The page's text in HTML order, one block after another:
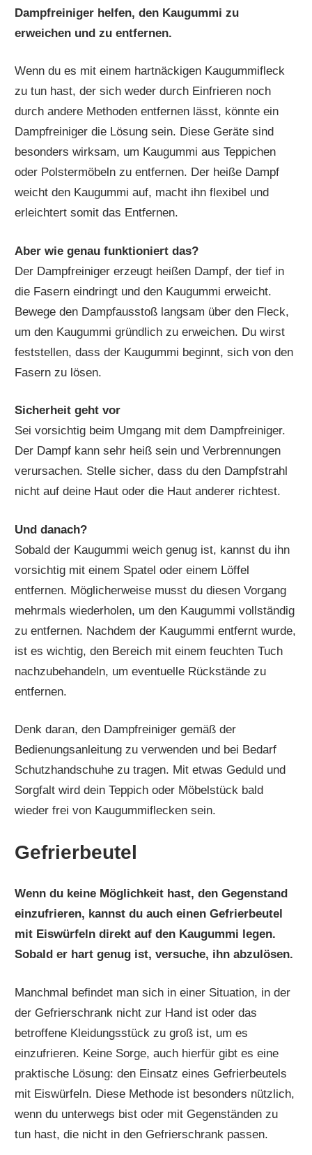
Dampfreiniger helfen, den Kaugummi zu
erweichen und zu entfernen.
Wenn du es mit einem hartnäckigen Kaugummifleck
zu tun hast, der sich weder durch Einfrieren noch
durch andere Methoden entfernen lässt, könnte ein
Dampfreiniger die Lösung sein. Diese Geräte sind
besonders wirksam, um Kaugummi aus Teppichen
oder Polstermöbeln zu entfernen. Der heiße Dampf
weicht den Kaugummi auf, macht ihn flexibel und
erleichtert somit das Entfernen.
Aber wie genau funktioniert das?
Der Dampfreiniger erzeugt heißen Dampf, der tief in
die Fasern eindringt und den Kaugummi erweicht.
Bewege den Dampfausstoß langsam über den Fleck,
um den Kaugummi gründlich zu erweichen. Du wirst
feststellen, dass der Kaugummi beginnt, sich von den
Fasern zu lösen.
Sicherheit geht vor
Sei vorsichtig beim Umgang mit dem Dampfreiniger.
Der Dampf kann sehr heiß sein und Verbrennungen
verursachen. Stelle sicher, dass du den Dampfstrahl
nicht auf deine Haut oder die Haut anderer richtest.
Und danach?
Sobald der Kaugummi weich genug ist, kannst du ihn
vorsichtig mit einem Spatel oder einem Löffel
entfernen. Möglicherweise musst du diesen Vorgang
mehrmals wiederholen, um den Kaugummi vollständig
zu entfernen. Nachdem der Kaugummi entfernt wurde,
ist es wichtig, den Bereich mit einem feuchten Tuch
nachzubehandeln, um eventuelle Rückstände zu
entfernen.
Denk daran, den Dampfreiniger gemäß der
Bedienungsanleitung zu verwenden und bei Bedarf
Schutzhandschuhe zu tragen. Mit etwas Geduld und
Sorgfalt wird dein Teppich oder Möbelstück bald
wieder frei von Kaugummiflecken sein.
Gefrierbeutel
Wenn du keine Möglichkeit hast, den Gegenstand
einzufrieren, kannst du auch einen Gefrierbeutel
mit Eiswürfeln direkt auf den Kaugummi legen.
Sobald er hart genug ist, versuche, ihn abzulösen.
Manchmal befindet man sich in einer Situation, in der
der Gefrierschrank nicht zur Hand ist oder das
betroffene Kleidungsstück zu groß ist, um es
einzufrieren. Keine Sorge, auch hierfür gibt es eine
praktische Lösung: den Einsatz eines Gefrierbeutels
mit Eiswürfeln. Diese Methode ist besonders nützlich,
wenn du unterwegs bist oder mit Gegenständen zu
tun hast, die nicht in den Gefrierschrank passen.